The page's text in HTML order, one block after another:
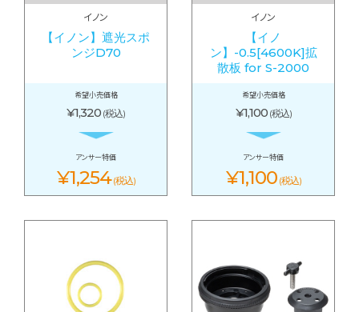
イノン
【イノン】遮光スポ
ンジD70
希望小売価格
¥1,320 (税込)
アンサー特価
¥1,254 (税込)
イノン
【イノ
ン】-0.5[4600K]拡
散板 for S-2000
希望小売価格
¥1,100 (税込)
アンサー特価
¥1,100 (税込)